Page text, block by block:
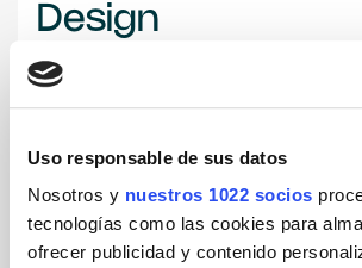
Uso responsable de sus datos
Nosotros y nuestros 1022 socios
tecnologías como las cookies para
ofrecer publicidad y contenido
Design